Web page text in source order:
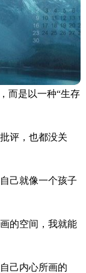
而是以一种“生存
评，也都没关
己就像一个孩子
的空间，我就能
己内心所画的